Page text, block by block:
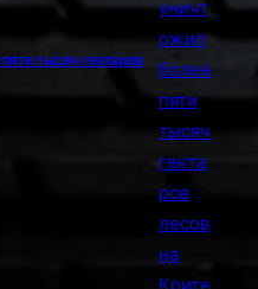
тысяч гектаров